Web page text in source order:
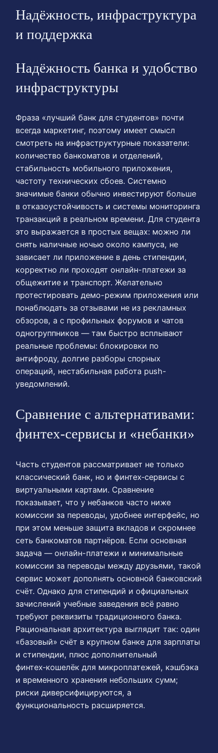
Надёжность, инфраструктура
и поддержка
Надёжность банка и удобство
инфраструктуры
Фраза «лучший банк для студентов» почти
всегда маркетинг, поэтому имеет смысл
смотреть на инфраструктурные показатели:
количество банкоматов и отделений,
стабильность мобильного приложения,
частоту технических сбоев. Системно
значимые банки обычно инвестируют больше
в отказоустойчивость и системы мониторинга
транзакций в реальном времени. Для студента
это выражается в простых вещах: можно ли
снять наличные ночью около кампуса, не
зависает ли приложение в день стипендии,
корректно ли проходят онлайн-платежи за
общежитие и транспорт. Желательно
протестировать демо-режим приложения или
понаблюдать за отзывами не из рекламных
обзоров, а с профильных форумов и чатов
одногруппников — там быстро всплывают
реальные проблемы: блокировки по
антифроду, долгие разборы спорных
операций, нестабильная работа push-
уведомлений.
Сравнение с альтернативами:
финтех-сервисы и «небанки»
Часть студентов рассматривает не только
классический банк, но и финтех‑сервисы с
виртуальными картами. Сравнение
показывает, что у небанков часто ниже
комиссии за переводы, удобнее интерфейс, но
при этом меньше защита вкладов и скромнее
сеть банкоматов партнёров. Если основная
задача — онлайн-платежи и минимальные
комиссии за переводы между друзьями, такой
сервис может дополнять основной банковский
счёт. Однако для стипендий и официальных
зачислений учебные заведения всё равно
требуют реквизиты традиционного банка.
Рациональная архитектура выглядит так: один
«базовый» счёт в крупном банке для зарплаты
и стипендии, плюс дополнительный
финтех‑кошелёк для микроплатежей, кэшбэка
и временного хранения небольших сумм;
риски диверсифицируются, а
функциональность расширяется.